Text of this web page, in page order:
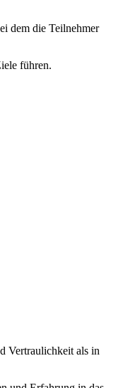
dem die Teilnehmer
führen.
Vertraulichkeit als in